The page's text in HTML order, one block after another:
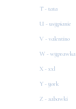
T - tata
U - usypianie
V - valentino
W - wyprawka
X - xxl
Y - york
Z - zabawki